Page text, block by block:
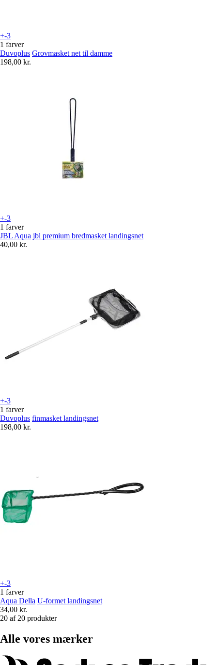
+-3
1 farver
Duvoplus Grovmasket net til damme
198,00 kr.
+-3
1 farver
JBL Aqua jbl premium bredmasket landingsnet
40,00 kr.
+-3
1 farver
Duvoplus finmasket landingsnet
198,00 kr.
+-3
1 farver
Aqua Della U-formet landingsnet
34,00 kr.
20 af 20 produkter
Alle vores mærker